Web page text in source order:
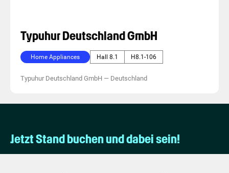
Typuhur Deutschland GmbH
Home Appliances Hall 8.1 H8.1-106
Typuhur Deutschland GmbH — Deutschland
Jetzt Stand buchen und dabei sein!